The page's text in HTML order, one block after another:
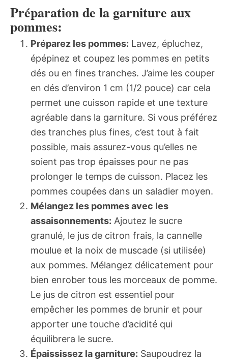
Préparation de la garniture aux
pommes:
Préparez les pommes: Lavez, épluchez,
épépinez et coupez les pommes en petits
dés ou en fines tranches. J’aime les couper
en dés d’environ 1 cm (1/2 pouce) car cela
permet une cuisson rapide et une texture
agréable dans la garniture. Si vous préférez
des tranches plus fines, c’est tout à fait
possible, mais assurez-vous qu’elles ne
soient pas trop épaisses pour ne pas
prolonger le temps de cuisson. Placez les
pommes coupées dans un saladier moyen.
Mélangez les pommes avec les
assaisonnements: Ajoutez le sucre
granulé, le jus de citron frais, la cannelle
moulue et la noix de muscade (si utilisée)
aux pommes. Mélangez délicatement pour
bien enrober tous les morceaux de pomme.
Le jus de citron est essentiel pour
empêcher les pommes de brunir et pour
apporter une touche d’acidité qui
équilibrera le sucre.
Épaississez la garniture: Saupoudrez la